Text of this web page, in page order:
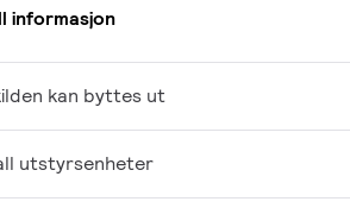
informasjon
kan byttes ut
utstyrsenheter